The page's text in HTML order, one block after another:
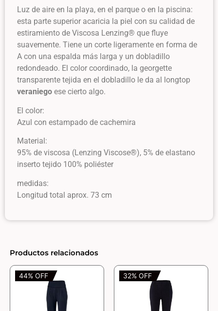
Luz de aire en la playa, en el parque o en la piscina:
esta parte superior acaricia la piel con su calidad de
estiramiento de Viscosa Lenzing® que fluye
suavemente. Tiene un corte ligeramente en forma de
A con una espalda más larga y un dobladillo
redondeado. El color coordinado, la georgette
transparente tejida en el dobladillo le da al longtop
veraniego ese cierto algo.
El color:
Azul con estampado de cachemira
Material:
95% de viscosa (Lenzing Viscose®), 5% de elastano
inserto tejido 100% poliéster
medidas:
Longitud total aprox. 73 cm
Productos relacionados
44% OFF 32% OFF